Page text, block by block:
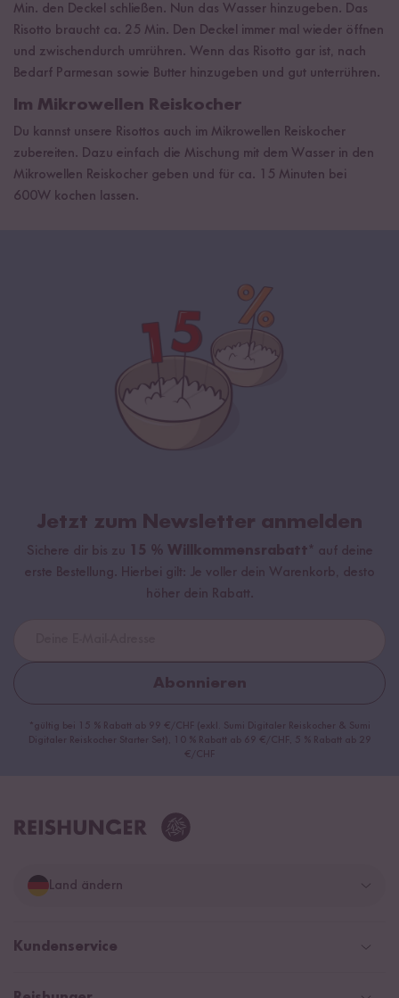
Min. den Deckel schließen. Nun das Wasser hinzugeben. Das
Risotto braucht ca. 25 Min. Den Deckel immer mal wieder öffnen
und zwischendurch umrühren. Wenn das Risotto gar ist, nach
Bedarf Parmesan sowie Butter hinzugeben und gut unterrühren.
Im Mikrowellen Reiskocher
Du kannst unsere Risottos auch im Mikrowellen Reiskocher
zubereiten. Dazu einfach die Mischung mit dem Wasser in den
Mikrowellen Reiskocher geben und für ca. 15 Minuten bei
600W kochen lassen.
Jetzt zum Newsletter anmelden
Sichere dir bis zu 15 % Willkommensrabatt* auf deine
erste Bestellung. Hierbei gilt: Je voller dein Warenkorb, desto
höher dein Rabatt.
Abonnieren
*gültig bei 15 % Rabatt ab 99 €/CHF (exkl. Sumi Digitaler Reiskocher & Sumi
Digitaler Reiskocher Starter Set), 10 % Rabatt ab 69 €/CHF, 5 % Rabatt ab 29
€/CHF
Land ändern
Deutschland
Kundenservice
Help Center & FAQ